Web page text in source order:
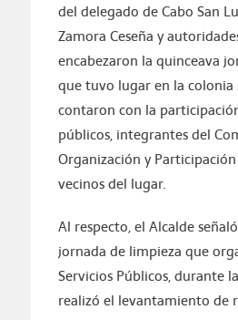
del delegado de Cabo San
Zamora Ceseña y
encabezaron la quinceava
que tuvo lugar en la
contaron con la
públicos, integrantes del
Organización y
vecinos del lugar.
Al respecto, el Alcalde
jornada de limpieza que
Servicios Públicos, durante
realizó el levantamiento de